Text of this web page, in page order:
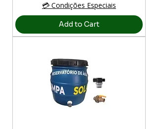
💳 Condições Especiais
Add to Cart